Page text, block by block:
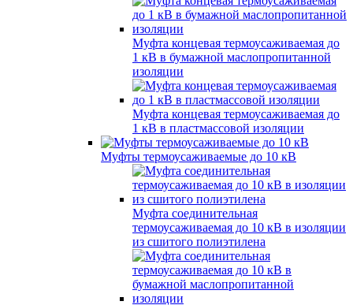
Муфта концевая термоусаживаемая до
1 кВ в бумажной маслопропитанной
изоляции
Муфта концевая термоусаживаемая до
1 кВ в пластмассовой изоляции
Муфты термоусаживаемые до 10 кВ
Муфта соединительная
термоусаживаемая до 10 кВ в изоляции
из сшитого полиэтилена